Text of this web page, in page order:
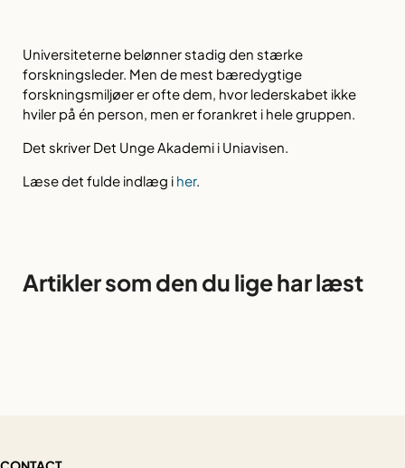
Universiteterne belønner stadig den stærke
forskningsleder. Men de mest bæredygtige
forskningsmiljøer er ofte dem, hvor lederskabet ikke
hviler på én person, men er forankret i hele gruppen.
Det skriver Det Unge Akademi i Uniavisen.
Læse det fulde indlæg i her.
Artikler som den du lige har læst